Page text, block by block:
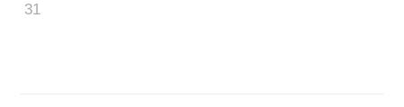
31